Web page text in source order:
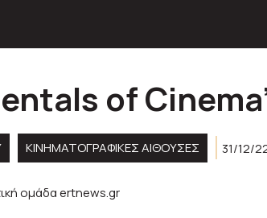
of
ΚΙΝΗΜΑΤΟΓΡΑΦΙΚΈΣ ΑΊΘΟΥΣΕΣ 31/12/
ομάδα ertnews.gr